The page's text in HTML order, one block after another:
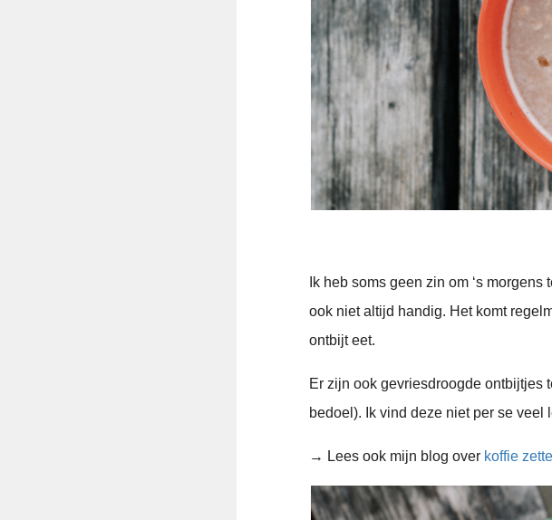
Ik heb soms geen zin om ‘s
ook niet altijd handig. Het komt
ontbijt eet.
Er zijn ook gevriesdroogde ontbijtjes
bedoel). Ik vind deze niet per se
→ Lees ook mijn blog over koffie